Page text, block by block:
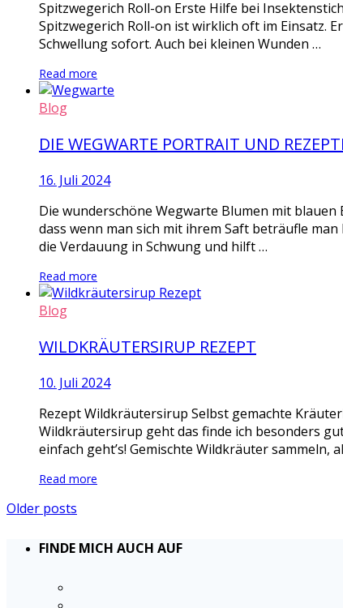
Spitzwegerich Roll-on Erste Hilfe bei
Spitzwegerich Roll-on ist wirklich oft im Einsatz.
Schwellung sofort. Auch bei kleinen Wunden …
Read more
Blog
DIE WEGWARTE PORTRAIT UND
16. Juli 2024
Die wunderschöne Wegwarte Blumen mit
dass wenn man sich mit ihrem Saft beträufle
die Verdauung in Schwung und hilft …
Read more
Blog
WILDKRÄUTERSIRUP REZEPT
10. Juli 2024
Rezept Wildkräutersirup Selbst gemachte
Wildkräutersirup geht das finde ich besonders
einfach geht’s! Gemischte Wildkräuter sammeln,
Read more
Older posts
FINDE MICH AUCH AUF